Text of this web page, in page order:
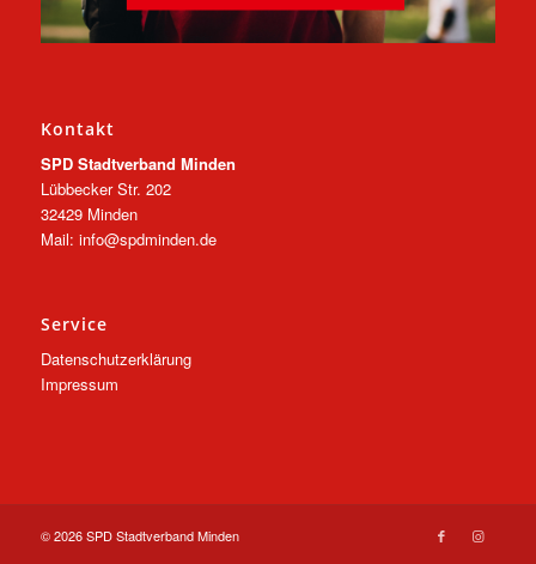
Kontakt
SPD Stadtverband Minden
Lübbecker Str. 202
32429 Minden
Mail: info@spdminden.de
Service
Datenschutzerklärung
Impressum
© 2026 SPD Stadtverband Minden